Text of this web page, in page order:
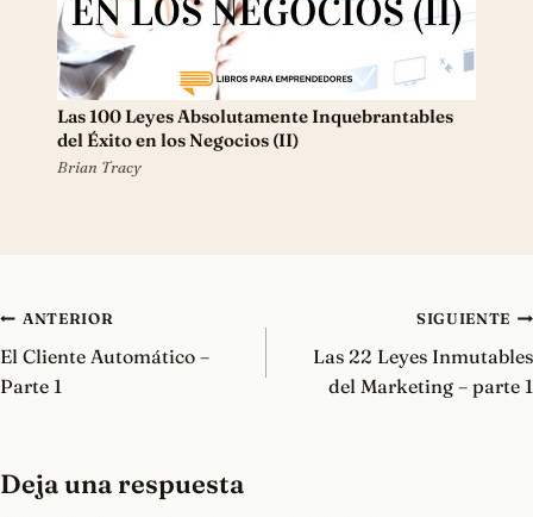
Las 100 Leyes Absolutamente Inquebrantables
del Éxito en los Negocios (II)
Brian Tracy
Navegación
de
entradas
ANTERIOR
El Cliente Automático –
Parte 1
SIGUIENTE
Las 22 Leyes Inmutables
del Marketing – parte 1
Deja una respuesta